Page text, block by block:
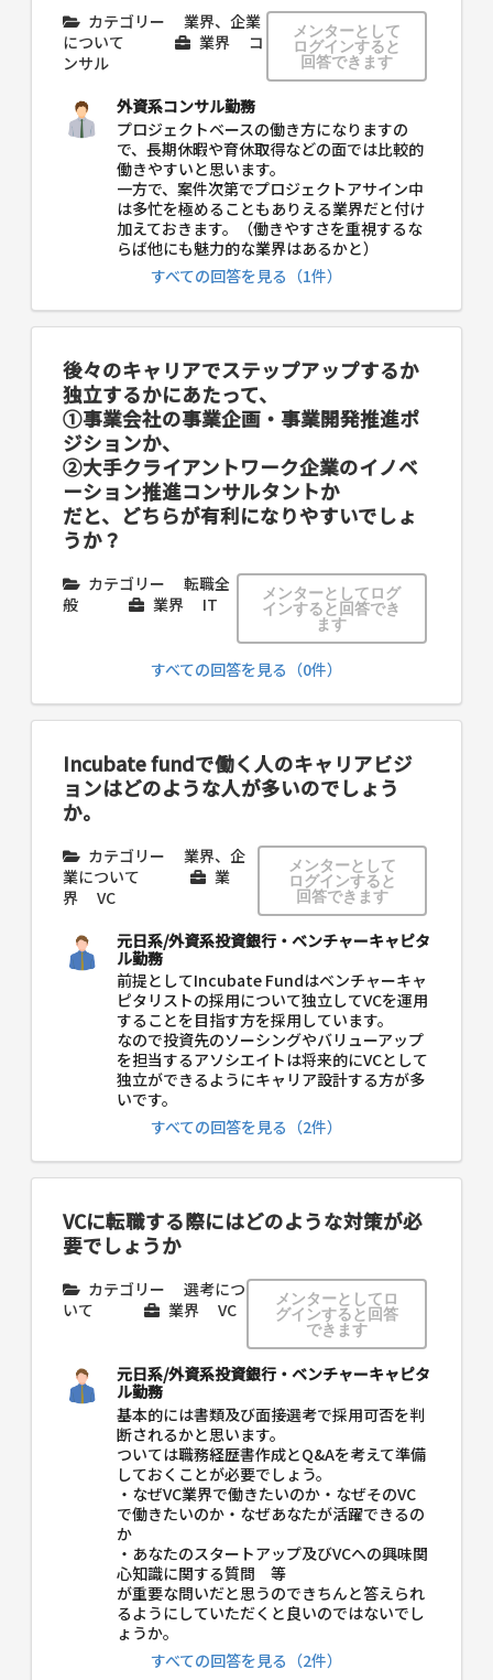
カテゴリー
業界、企業
について
業界
コ
ンサル
メンターとして
ログインすると
回答できます
外資系コンサル勤務
プロジェクトベースの働き方になりますの
で、長期休暇や育休取得などの面では比較的
働きやすいと思います。
一方で、案件次第でプロジェクトアサイン中
は多忙を極めることもありえる業界だと付け
加えておきます。（働きやすさを重視するな
らば他にも魅力的な業界はあるかと）
すべての回答を見る（1件）
後々のキャリアでステップアップするか
独立するかにあたって、
①事業会社の事業企画・事業開発推進ポ
ジションか、
②大手クライアントワーク企業のイノベ
ーション推進コンサルタントか
だと、どちらが有利になりやすいでしょ
うか？
カテゴリー
転職全
般
業界 IT
メンターとしてログ
インすると回答でき
ます
すべての回答を見る（0件）
Incubate fundで働く人のキャリアビジ
ョンはどのような人が多いのでしょう
か。
カテゴリー
業界、企
業について
業
界
VC
メンターとして
ログインすると
回答できます
元日系/外資系投資銀行・ベンチャーキャピタ
ル勤務
前提としてIncubate Fundはベンチャーキャ
ピタリストの採用について独立してVCを運用
することを目指す方を採用しています。
なので投資先のソーシングやバリューアップ
を担当するアソシエイトは将来的にVCとして
独立ができるようにキャリア設計する方が多
いです。
すべての回答を見る（2件）
VCに転職する際にはどのような対策が必
要でしょうか
カテゴリー
選考につ
いて
業界 VC
メンターとしてロ
グインすると回答
できます
元日系/外資系投資銀行・ベンチャーキャピタ
ル勤務
基本的には書類及び面接選考で採用可否を判
断されるかと思います。
ついては職務経歴書作成とQ&Aを考えて準備
しておくことが必要でしょう。
・なぜVC業界で働きたいのか・なぜそのVC
で働きたいのか・なぜあなたが活躍できるの
か
・あなたのスタートアップ及びVCへの興味関
心知識に関する質問 等
が重要な問いだと思うのできちんと答えられ
るようにしていただくと良いのではないでし
ょうか。
すべての回答を見る（2件）